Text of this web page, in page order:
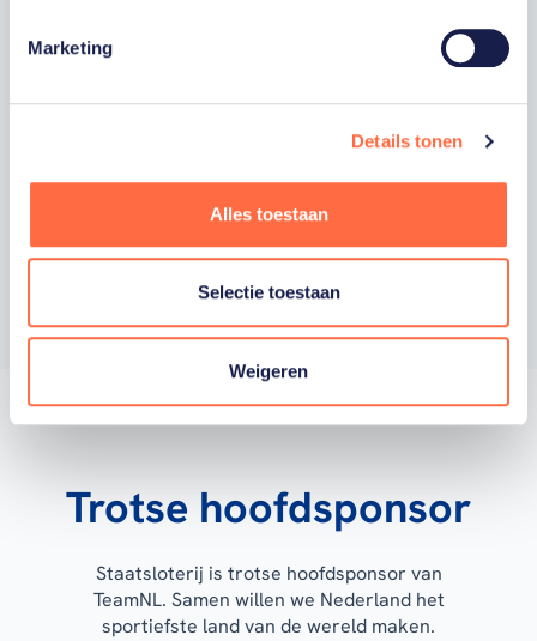
Marketing
Details tonen
Alles toestaan
Selectie toestaan
Weigeren
Ja, ik wil als fan van TeamNL op de hoogte
verstuurd door TeamNL. Je kunt je op elk
Privacyverklaring
Inschrijven
Trotse hoofdsponsor
Staatsloterij is trotse hoofdsponsor van
TeamNL. Samen willen we Nederland het
sportiefste land van de wereld maken.